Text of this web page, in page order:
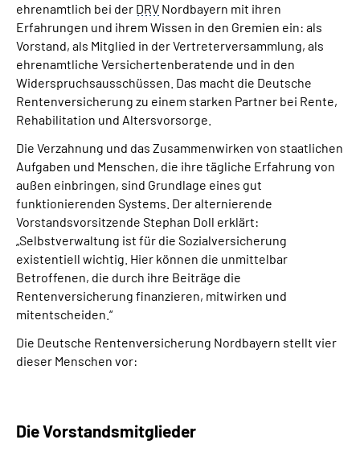
ehrenamtlich bei der DRV Nordbayern mit ihren
Erfahrungen und ihrem Wissen in den Gremien ein: als
Vorstand, als Mitglied in der Vertreterversammlung, als
ehrenamtliche Versichertenberatende und in den
Widerspruchsausschüssen. Das macht die Deutsche
Rentenversicherung zu einem starken Partner bei Rente,
Rehabilitation und Altersvorsorge.
Die Verzahnung und das Zusammenwirken von staatlichen
Aufgaben und Menschen, die ihre tägliche Erfahrung von
außen einbringen, sind Grundlage eines gut
funktionierenden Systems. Der alternierende
Vorstandsvorsitzende Stephan Doll erklärt:
„Selbstverwaltung ist für die Sozialversicherung
existentiell wichtig. Hier können die unmittelbar
Betroffenen, die durch ihre Beiträge die
Rentenversicherung finanzieren, mitwirken und
mitentscheiden.“
Die Deutsche Rentenversicherung Nordbayern stellt vier
dieser Menschen vor:
Die Vorstandsmitglieder